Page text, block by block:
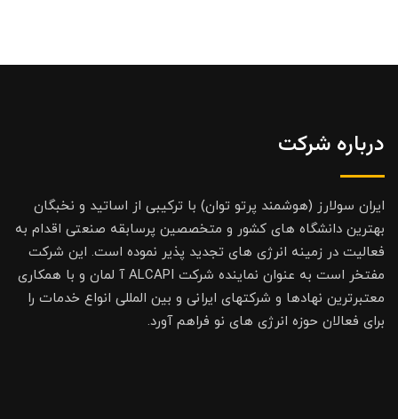
درباره شرکت
ایران سولارز (هوشمند پرتو توان) با ترکیبی از اساتید و نخبگان
بهترین دانشگاه های کشور و متخصصین پرسابقه صنعتی اقدام به
فعالیت در زمینه انرژی های تجدید پذیر نموده است. این شرکت
مفتخر است به عنوان نماینده شرکت ALCAPI آ لمان و با همکاری
معتبرترین نهادها و شرکتهای ایرانی و بین المللی انواع خدمات را
برای فعالان حوزه انرژی های نو فراهم آورد.